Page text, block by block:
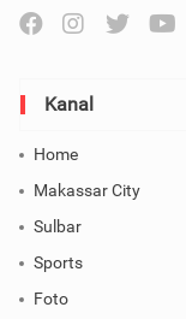
Kanal
Home
Makassar City
Sulbar
Sports
Foto